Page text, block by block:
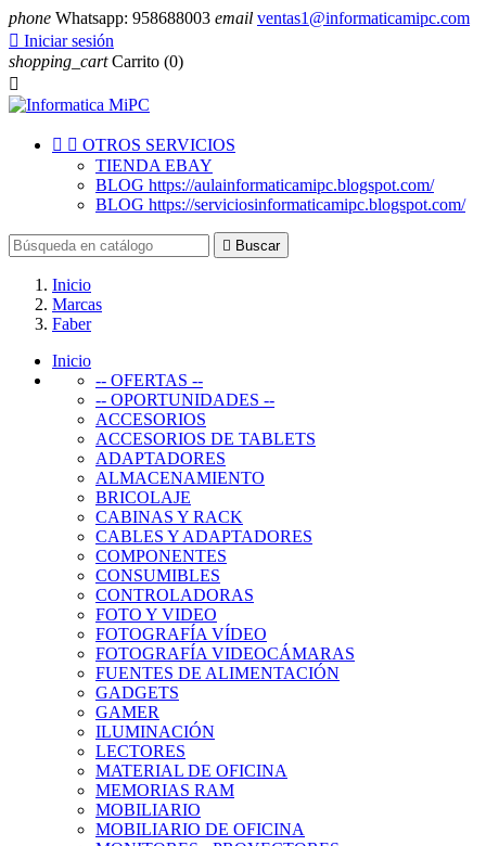
phone Whatsapp: 958688003 email ventas1@informaticamipc.com
 Iniciar sesión
shopping_cart Carrito (0)

  OTROS SERVICIOS
TIENDA EBAY
BLOG https://aulainformaticamipc.blogspot.com/
BLOG https://serviciosinformaticamipc.blogspot.com/
 Buscar
Inicio
Marcas
Faber
Inicio
-- OFERTAS --
-- OPORTUNIDADES --
ACCESORIOS
ACCESORIOS DE TABLETS
ADAPTADORES
ALMACENAMIENTO
BRICOLAJE
CABINAS Y RACK
CABLES Y ADAPTADORES
COMPONENTES
CONSUMIBLES
CONTROLADORAS
FOTO Y VIDEO
FOTOGRAFÍA VÍDEO
FOTOGRAFÍA VIDEOCÁMARAS
FUENTES DE ALIMENTACIÓN
GADGETS
GAMER
ILUMINACIÓN
LECTORES
MATERIAL DE OFICINA
MEMORIAS RAM
MOBILIARIO
MOBILIARIO DE OFICINA